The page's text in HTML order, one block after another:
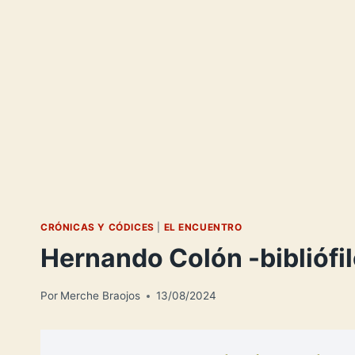
CRÓNICAS Y CÓDICES EL ENCUENTRO
Hernando Colón -
Por Merche Braojos 13/08/2024